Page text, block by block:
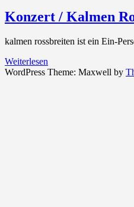
Konzert / Kalmen
kalmen rossbreiten ist ein Ein-
Weiterlesen
WordPress Theme: Maxwell by